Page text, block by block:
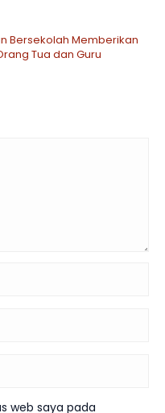
Bersekolah Memberikan
Tua dan Guru
web saya pada